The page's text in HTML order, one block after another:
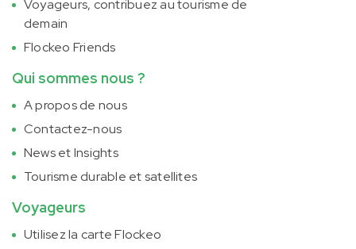
Voyageurs, contribuez au tourisme de
demain
Flockeo Friends
Qui sommes nous ?
A propos de nous
Contactez-nous
News et Insights
Tourisme durable et satellites
Voyageurs
Utilisez la carte Flockeo